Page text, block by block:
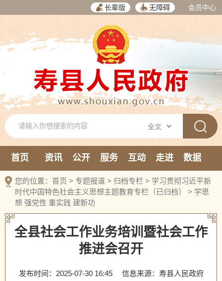
长辈版 无障碍 会员中心
首页 资讯 公开 服务 互动 走进
数据
新媒体
您的位置： 首页 > 专题报道 > 归档专栏 > 学习贯彻习近平新
时代中国特色社会主义思想主题教育专栏（已归档）
> 学思
想 强党性 重实践 建新功
全县社会工作业务培训暨社会工作
推进会召开
发布时间：2025-07-30 16:45
信息来源：寿县人民政府